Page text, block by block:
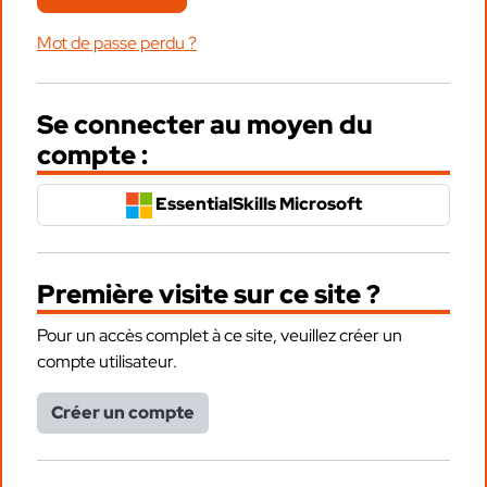
Mot de passe perdu ?
Se connecter au moyen du
compte :
EssentialSkills Microsoft
Première visite sur ce site ?
Pour un accès complet à ce site, veuillez créer un
compte utilisateur.
Créer un compte